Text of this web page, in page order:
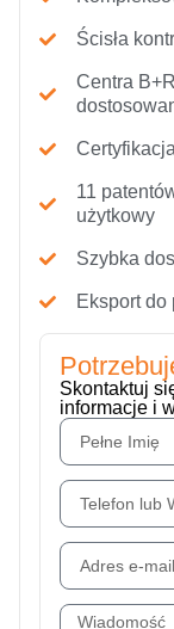
Ścisła
Centra
11
użytkowy
Szybka
Eksport
Skontaktuj
informacje i